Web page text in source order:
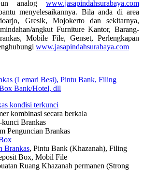
analog www.jasapindahsurabaya.com
menyelesaikannya. Bila anda di area
Gresik, Mojokerto dan sekitarnya,
angkut Furniture Kantor, Barang-
Mobile File, Genset, Perlengkapan
www.jasapindahsurabaya.com
(Lemari Besi), Pintu Bank, Filing
Bank/Hotel, dll
kondisi terkunci
kombinasi secara berkala
kunci Brankas
Penguncian Brankas
Brankas, Pintu Bank (Khazanah), Filing
Box, Mobil File
Ruang Khazanah permanen (Strong